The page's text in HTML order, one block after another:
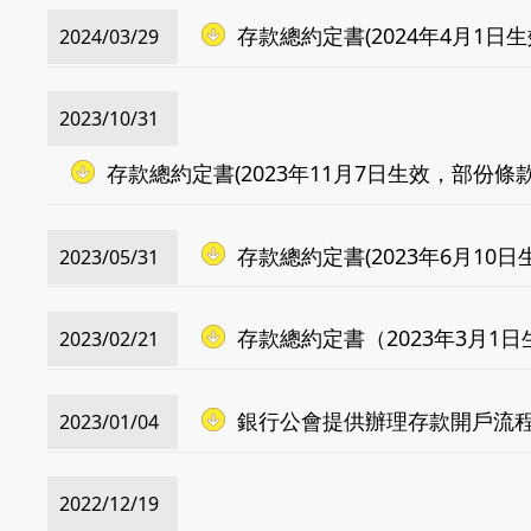
2024/03/29 存款總約定書(2024年4月1日
2023/10/31
存款總約定書(2023年11月7日生效，部份條
2023/05/31 存款總約定書(2023年6月10日
2023/02/21 存款總約定書（2023年3月1日
2023/01/04 銀行公會提供辦理存款開戶流
2022/12/19